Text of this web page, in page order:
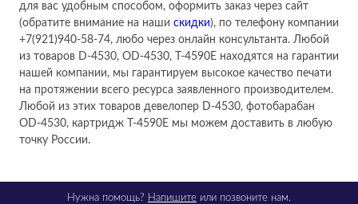
для вас удобным способом, оформить заказ через сайт
(обратите внимание на наши скидки), по телефону компании
+7(921)940-58-74, любо через онлайн консультанта. Любой
из товаров D-4530, OD-4530, T-4590E находятся на гарантии
нашей компании, мы гарантируем высокое качество печати
на протяжении всего ресурса заявленного производителем.
Любой из этих товаров девелопер D-4530, фотобарабан
OD-4530, картридж T-4590E мы можем доставить в любую
точку России.
Нужна помощь? Напишите или позвоните нам.